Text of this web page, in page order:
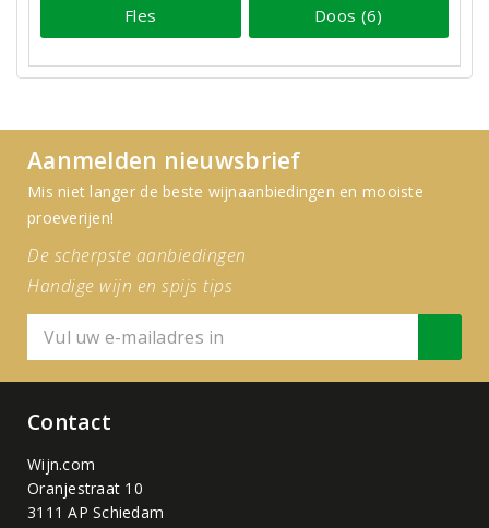
Fles Doos (6)
Aanmelden nieuwsbrief
Mis niet langer de beste wijnaanbiedingen en mooiste
proeverijen!
De scherpste aanbiedingen
Handige wijn en spijs tips
Contact
Wijn.com
Oranjestraat 10
3111 AP Schiedam